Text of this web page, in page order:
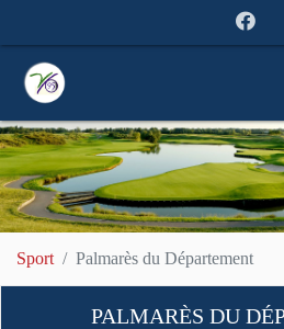
Sport Palmarès du Département
PALMARÈS DU